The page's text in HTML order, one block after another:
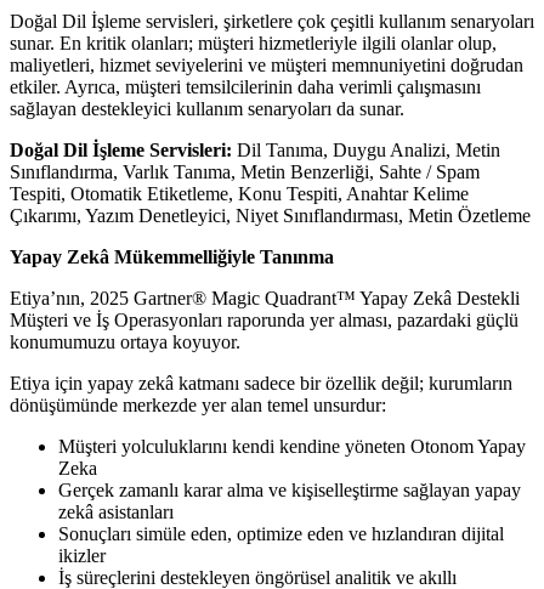
Doğal Dil İşleme servisleri, şirketlere çok çeşitli kullanım senaryoları
sunar. En kritik olanları; müşteri hizmetleriyle ilgili olanlar olup,
maliyetleri, hizmet seviyelerini ve müşteri memnuniyetini doğrudan
etkiler. Ayrıca, müşteri temsilcilerinin daha verimli çalışmasını
sağlayan destekleyici kullanım senaryoları da sunar.
Doğal Dil İşleme Servisleri: Dil Tanıma, Duygu Analizi, Metin
Sınıflandırma, Varlık Tanıma, Metin Benzerliği, Sahte / Spam
Tespiti, Otomatik Etiketleme, Konu Tespiti, Anahtar Kelime
Çıkarımı, Yazım Denetleyici, Niyet Sınıflandırması, Metin Özetleme
Yapay Zekâ Mükemmelliğiyle Tanınma
Etiya’nın, 2025 Gartner® Magic Quadrant™ Yapay Zekâ Destekli
Müşteri ve İş Operasyonları raporunda yer alması, pazardaki güçlü
konumumuzu ortaya koyuyor.
Etiya için yapay zekâ katmanı sadece bir özellik değil; kurumların
dönüşümünde merkezde yer alan temel unsurdur:
Müşteri yolculuklarını kendi kendine yöneten Otonom Yapay
Zeka
Gerçek zamanlı karar alma ve kişiselleştirme sağlayan yapay
zekâ asistanları
Sonuçları simüle eden, optimize eden ve hızlandıran dijital
ikizler
İş süreçlerini destekleyen öngörüsel analitik ve akıllı